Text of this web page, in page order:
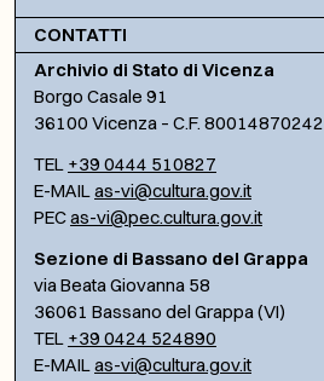
CONTATTI
Archivio di Stato di Vicenza
Borgo Casale 91
36100 Vicenza – C.F. 80014870242
TEL +39 0444 510827
E-MAILas-vi@cultura.gov.it
PECas-vi@pec.cultura.gov.it
Sezione di Bassano del Grappa
via Beata Giovanna 58
36061 Bassano del Grappa (VI)
TEL +39 0424 524890
E-MAILas-vi@cultura.gov.it